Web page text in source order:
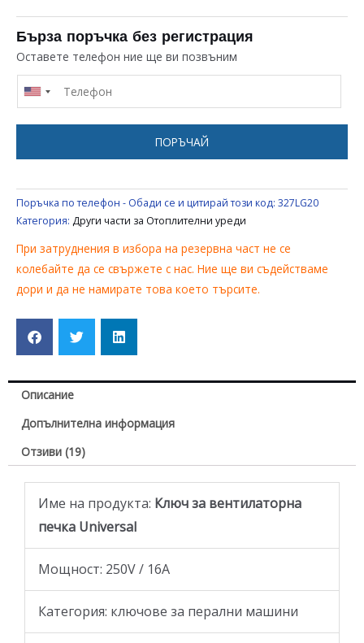
КЛЮЧ
ЗА
ВЕНТИЛАТОРНА
ПЕЧКА
UNIVERSAL
Бърза поръчка без регистрация
Оставете телефон ние ще ви позвъним
ПОРЪЧАЙ
Поръчка по телефон - Обади се и цитирай този код: 327LG20
Категория: Други части за Отоплителни уреди
При затруднения в избора на резервна част не се
колебайте да се свържете с нас. Ние ще ви съдействаме
дори и да не намирате това което търсите.
Описание
Допълнителна информация
Отзиви (19)
Име на продукта: Ключ за вентилаторна
печка Universal
Мощност: 250V / 16A
Категория: ключове за перални машини